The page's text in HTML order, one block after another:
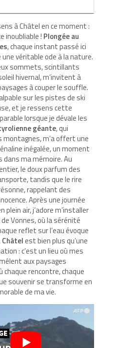
à Châtel en ce moment :
inoubliable ! Plongée au
, chaque instant passé ici
véritable ode à la nature.
sommets, scintillants
hivernal, m’invitent à
à couper le souffle.
sur les pistes de ski
et je ressens cette
lorsque je dévale les
géante, qui
montagnes, m’a offert une
inégalée, un moment
dans ma mémoire. Au
le doux parfum des
tandis que le rire
rappelant des
Après une journée
plein air, j’adore m’installer
de Vonnes, où la sérénité
reflet sur l’eau évoque
Châtelest bien plus qu’une
: c’est un lieu où mes
aux paysages
chaque rencontre, chaque
souvenir se transforme en
de ma vie.